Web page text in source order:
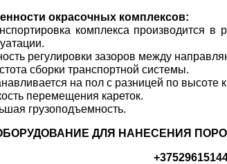
окрасочных комплексов:
комплекса производится
регулировки зазоров между
сборки транспортной системы.
на пол с разницей по высоте
перемещения кареток.
грузоподъемность.
ДЛЯ НАНЕСЕНИЯ